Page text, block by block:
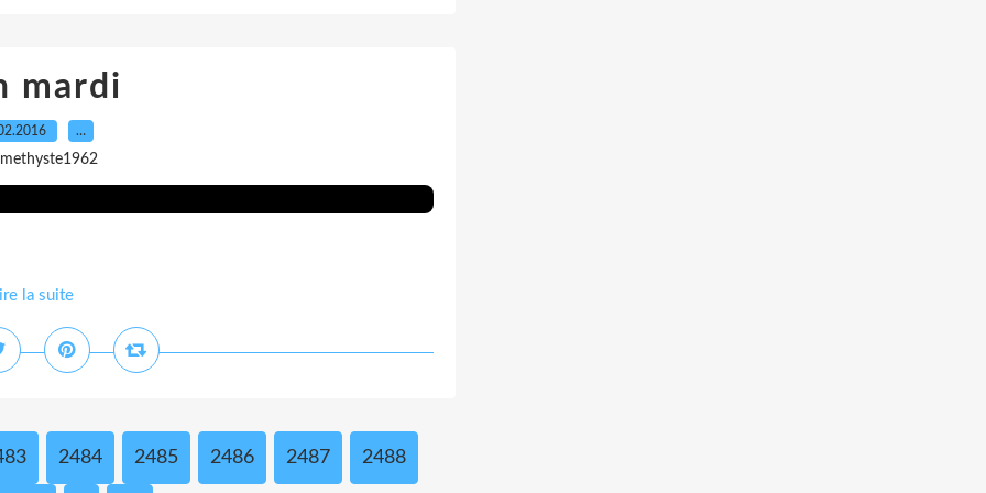
mardi
…
la suite
2484 2485 2486 2487 2488